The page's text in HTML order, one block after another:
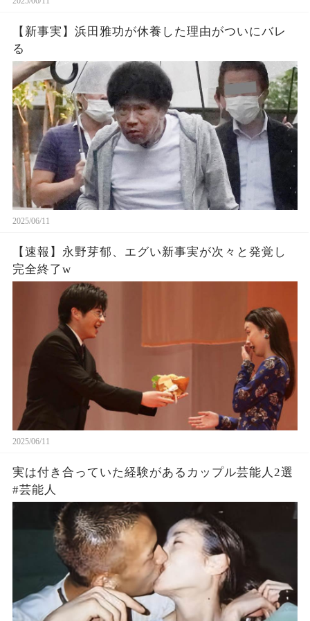
【新事実】浜田雅功が休養した理由がついにバレ
る
2025/06/11
【速報】永野芽郁、エグい新事実が次々と発覚し
完全終了w
2025/06/11
実は付き合っていた経験があるカップル芸能人2選
#芸能人